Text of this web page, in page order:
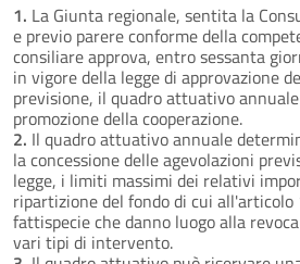
1. La Giunta regionale, sentita la
e previo parere conforme della
consiliare approva, entro sessanta
in vigore della legge di approvazione
previsione, il quadro attuativo
promozione della cooperazione.
2. Il quadro attuativo annuale
la concessione delle agevolazioni
legge, i limiti massimi dei relativi
ripartizione del fondo di cui all'articolo
fattispecie che danno luogo alla
vari tipi di intervento.